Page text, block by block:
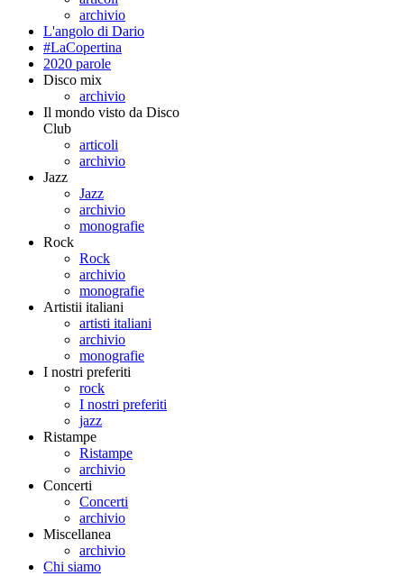
archivio
L'angolo di Dario
#LaCopertina
2020 parole
Disco mix
archivio
Il mondo visto da Disco
Club
articoli
archivio
Jazz
Jazz
archivio
monografie
Rock
Rock
archivio
monografie
Artistii italiani
artisti italiani
archivio
monografie
I nostri preferiti
rock
I nostri preferiti
jazz
Ristampe
Ristampe
archivio
Concerti
Concerti
archivio
Miscellanea
archivio
Chi siamo